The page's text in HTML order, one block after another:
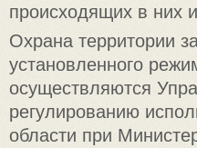
происходящих в них
Охрана территории
установленного
осуществляются
регулированию
области при